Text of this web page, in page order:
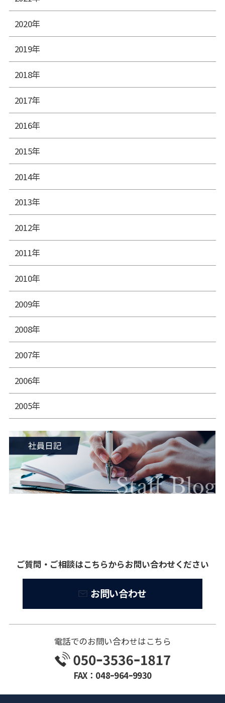
2020年
2019年
2018年
2017年
2016年
2015年
2014年
2013年
2012年
2011年
2010年
2009年
2008年
2007年
2006年
2005年
ご質問・ご相談はこちらからお問い合わせください
お問い合わせ
電話でのお問い合わせはこちら
FAX：048ｰ964ｰ9930